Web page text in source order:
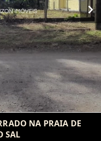
NA PRAIA DE
SAL